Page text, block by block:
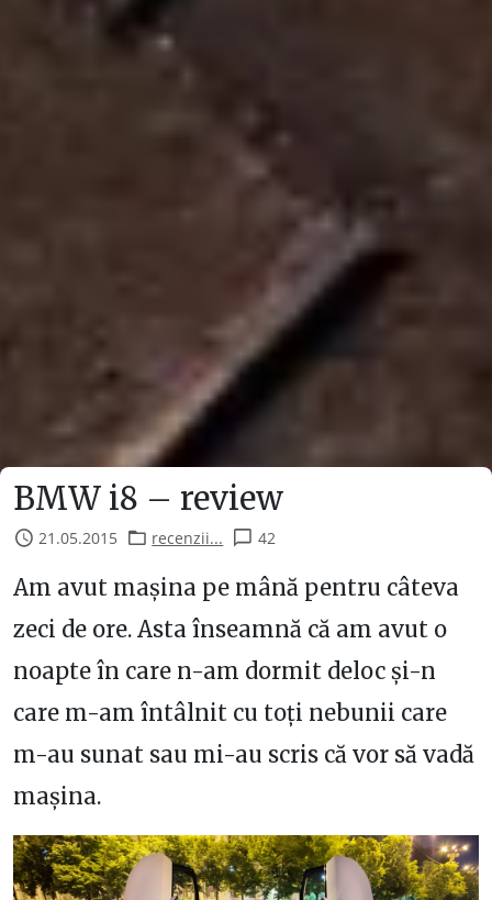
BMW i8 – review
21.05.2015 recenzii... 42
Am avut mașina pe mână pentru câteva
zeci de ore. Asta înseamnă că am avut o
noapte în care n-am dormit deloc și-n
care m-am întâlnit cu toți nebunii care
m-au sunat sau mi-au scris că vor să vadă
mașina.